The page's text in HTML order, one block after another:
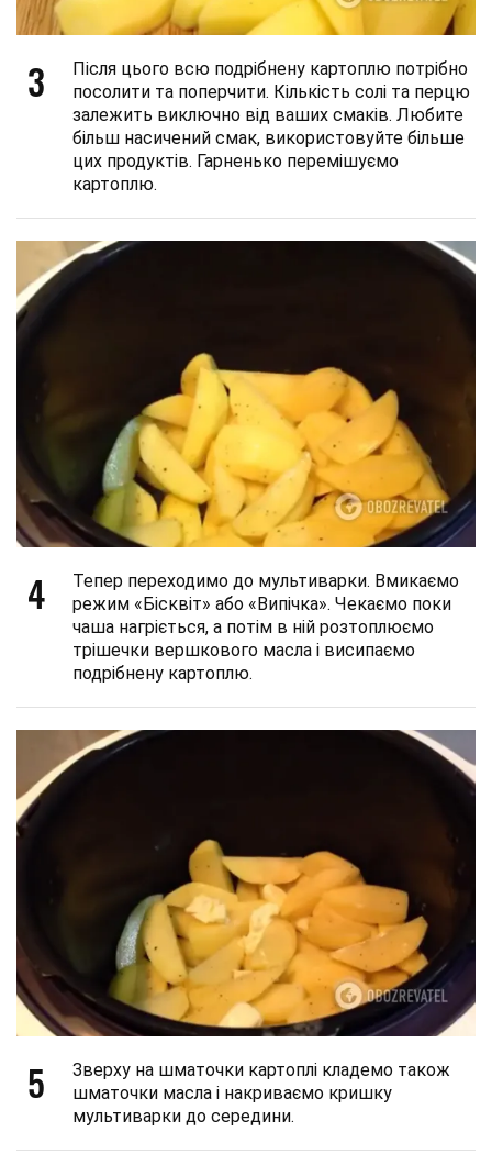
3
Після цього всю подрібнену картоплю потрібно
посолити та поперчити. Кількість солі та перцю
залежить виключно від ваших смаків. Любите
більш насичений смак, використовуйте більше
цих продуктів. Гарненько перемішуємо
картоплю.
4
Тепер переходимо до мультиварки. Вмикаємо
режим «Бісквіт» або «Випічка». Чекаємо поки
чаша нагріється, а потім в ній розтоплюємо
трішечки вершкового масла і висипаємо
подрібнену картоплю.
5
Зверху на шматочки картоплі кладемо також
шматочки масла і накриваємо кришку
мультиварки до середини.